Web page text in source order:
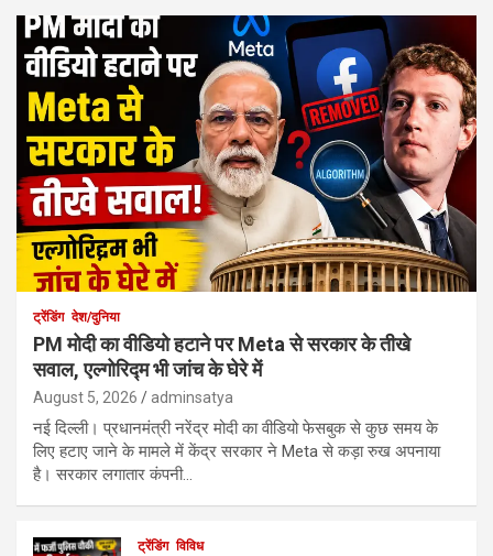
ट्रेंडिंग देश/दुनिया
PM मोदी का वीडियो हटाने पर Meta से सरकार के तीखे
सवाल, एल्गोरिद्म भी जांच के घेरे में
August 5, 2026 adminsatya
नई दिल्ली। प्रधानमंत्री नरेंद्र मोदी का वीडियो फेसबुक से कुछ समय के
लिए हटाए जाने के मामले में केंद्र सरकार ने Meta से कड़ा रुख अपनाया
है। सरकार लगातार कंपनी…
ट्रेंडिंग विविध